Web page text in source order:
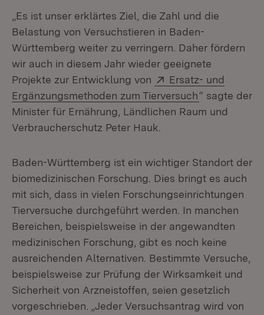
„Es ist unser erklärtes Ziel, die Zahl und die
Belastung von Versuchstieren in Baden-
Württemberg weiter zu verringern. Daher fördern
wir auch in diesem Jahr wieder geeignete
Projekte zur Entwicklung von
Extern:
Ersatz- und
Ergänzungsmethoden zum Tierversuch(Öffnet in
“ sagte der
Minister für Ernährung, Ländlichen Raum und
Verbraucherschutz Peter Hauk.
Baden-Württemberg ist ein wichtiger Standort der
biomedizinischen Forschung. Dies bringt es auch
mit sich, dass in vielen Forschungseinrichtungen
Tierversuche durchgeführt werden. In manchen
Bereichen, beispielsweise in der angewandten
medizinischen Forschung, gibt es noch keine
ausreichenden Alternativen. Bestimmte Versuche,
beispielsweise zur Prüfung der Wirksamkeit und
Sicherheit von Arzneistoffen, seien gesetzlich
vorgeschrieben. „Jeder Versuchsantrag wird von